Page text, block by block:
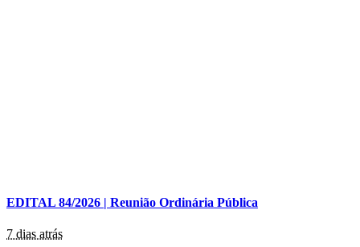
EDITAL 84/2026 | Reunião Ordinária Pública
7 dias atrás